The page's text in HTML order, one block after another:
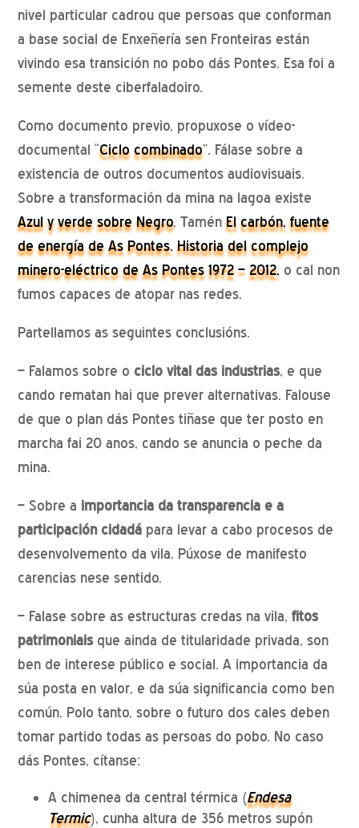
nivel particular cadrou que persoas que conforman
a base social de Enxeñería sen Fronteiras están
vivindo esa transición no pobo dás Pontes. Esa foi a
semente deste ciberfaladoiro.
Como documento previo, propuxose o vídeo-
documental “Ciclo combinado”. Fálase sobre a
existencia de outros documentos audiovisuais.
Sobre a transformación da mina na lagoa existe
Azul y verde sobre Negro. TaménEl carbón, fuente
de energía de As Pontes. Historia del complejo
minero-eléctrico de As Pontes 1972 – 2012, o cal non
fumos capaces de atopar nas redes.
Partellamos as seguintes conclusións.
– Falamos sobre o ciclo vital das industrias, e que
cando rematan hai que prever alternativas. Falouse
de que o plan dás Pontes tiñase que ter posto en
marcha fai 20 anos, cando se anuncia o peche da
mina.
– Sobre a importancia da transparencia e a
participación cidadá para levar a cabo procesos de
desenvolvemento da vila. Púxose de manifesto
carencias nese sentido.
– Falase sobre as estructuras credas na vila,fitos
patrimoniaisque ainda de titularidade privada, son
ben de interese público e social. A importancia da
súa posta en valor, e da súa significancia como ben
común. Polo tanto, sobre o futuro dos cales deben
tomar partido todas as persoas do pobo. No caso
dás Pontes, cítanse:
A chimenea da central térmica (Endesa
Termic), cunha altura de 356 metros supón